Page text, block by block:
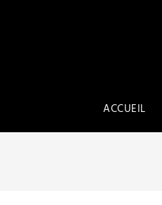
ACCUEIL